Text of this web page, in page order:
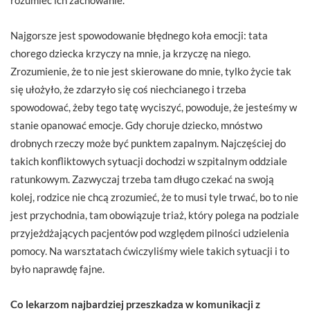
Najgorsze jest spowodowanie błędnego koła emocji: tata
chorego dziecka krzyczy na mnie, ja krzyczę na niego.
Zrozumienie, że to nie jest skierowane do mnie, tylko życie tak
się ułożyło, że zdarzyło się coś niechcianego i trzeba
spowodować, żeby tego tatę wyciszyć, powoduje, że jesteśmy w
stanie opanować emocje. Gdy choruje dziecko, mnóstwo
drobnych rzeczy może być punktem zapalnym. Najczęściej do
takich konfliktowych sytuacji dochodzi w szpitalnym oddziale
ratunkowym. Zazwyczaj trzeba tam długo czekać na swoją
kolej, rodzice nie chcą zrozumieć, że to musi tyle trwać, bo to nie
jest przychodnia, tam obowiązuje triaż, który polega na podziale
przyjeżdżających pacjentów pod względem pilności udzielenia
pomocy. Na warsztatach ćwiczyliśmy wiele takich sytuacji i to
było naprawdę fajne.
Co lekarzom najbardziej przeszkadza w komunikacji z